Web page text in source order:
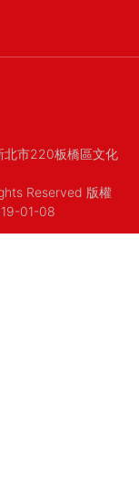
北市220板橋區文化
Reserved 版權
01-08